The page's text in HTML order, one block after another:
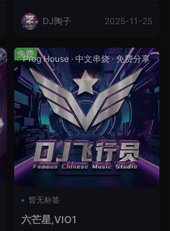
DJ陶子 2025-11-25
Prog House · 中文串烧·免费分享
暂无标签
六芒星,VIO1
免费